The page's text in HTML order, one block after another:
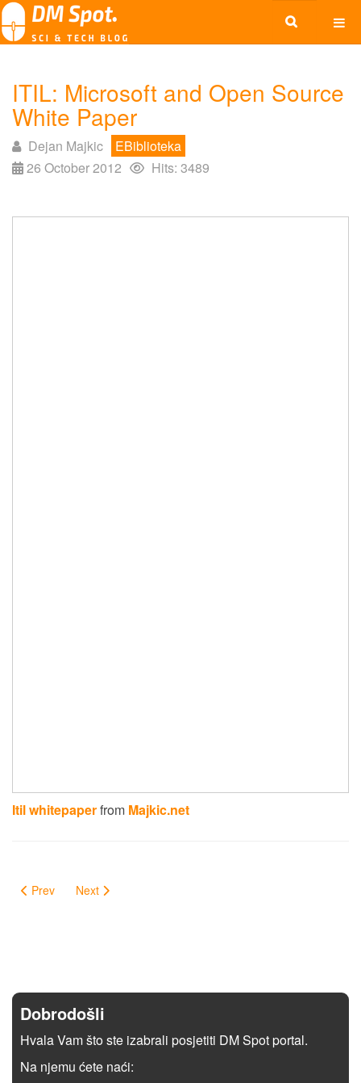
ITIL: Microsoft and Open Source
White Paper
Dejan Majkic
EBiblioteka
26 October 2012
Hits: 3489
Itil whitepaperfrom Majkic.net
Prev Next
Dobrodošli
Hvala Vam što ste izabrali posjetiti DM Spot portal.
Na njemu ćete naći: